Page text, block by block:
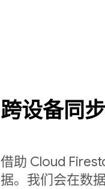
跨设备同
借助 Cloud
据。我们会在数